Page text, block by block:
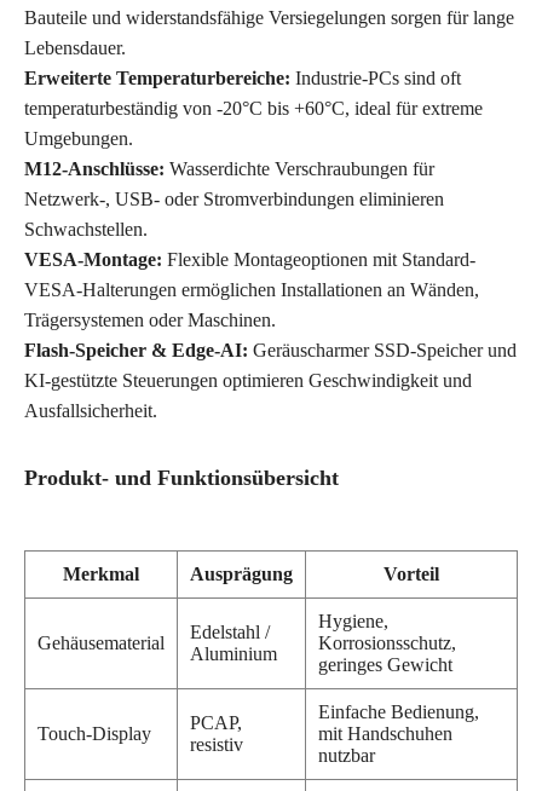
Bauteile und widerstandsfähige Versiegelungen sorgen für lange
Lebensdauer.
Erweiterte Temperaturbereiche: Industrie-PCs sind oft
temperaturbeständig von -20°C bis +60°C, ideal für extreme
Umgebungen.
M12-Anschlüsse: Wasserdichte Verschraubungen für
Netzwerk-, USB- oder Stromverbindungen eliminieren
Schwachstellen.
VESA-Montage: Flexible Montageoptionen mit Standard-
VESA-Halterungen ermöglichen Installationen an Wänden,
Trägersystemen oder Maschinen.
Flash-Speicher & Edge-AI: Geräuscharmer SSD-Speicher und
KI-gestützte Steuerungen optimieren Geschwindigkeit und
Ausfallsicherheit.
Produkt- und Funktionsübersicht
Merkmal Ausprägung Vorteil
Gehäusematerial
Edelstahl /
Aluminium
Hygiene,
Korrosionsschutz,
geringes Gewicht
Touch-Display
PCAP,
resistiv
Einfache Bedienung,
mit Handschuhen
nutzbar